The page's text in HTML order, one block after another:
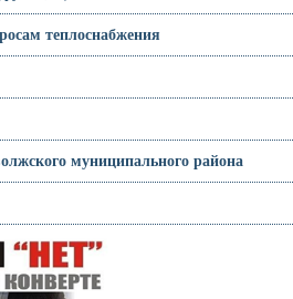
теплоснабжения
муниципального района